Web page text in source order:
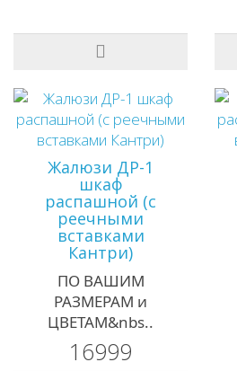
Жалюзи ДР-1
шкаф
распашной (с
реечными
вставками
Кантри)
ПО ВАШИМ
РАЗМЕРАМ и
ЦВЕТАМ&nbs..
16999